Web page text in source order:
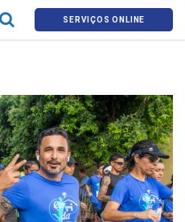
SERVIÇOS ONLINE